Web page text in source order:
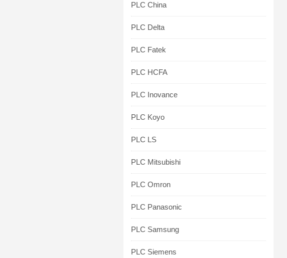
PLC China
PLC Delta
PLC Fatek
PLC HCFA
PLC Inovance
PLC Koyo
PLC LS
PLC Mitsubishi
PLC Omron
PLC Panasonic
PLC Samsung
PLC Siemens